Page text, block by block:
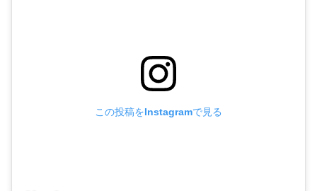
この投稿をInstagramで見る